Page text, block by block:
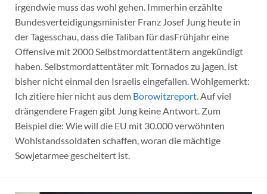
irgendwie muss das wohl gehen. Immerhin erzählte
Bundesverteidigungsminister Franz Josef Jung heute in
der Tagesschau, dass die Taliban für dasFrühjahr eine
Offensive mit 2000 Selbstmordattentätern angekündigt
haben. Selbstmordattentäter mit Tornados zu jagen, ist
bisher nicht einmal den Israelis eingefallen. Wohlgemerkt:
Ich zitiere hier nicht aus dem Borowitzreport. Auf viel
drängendere Fragen gibt Jung keine Antwort. Zum
Beispiel die: Wie will die EU mit 30.000 verwöhnten
Wohlstandssoldaten schaffen, woran die mächtige
Sowjetarmee gescheitert ist.